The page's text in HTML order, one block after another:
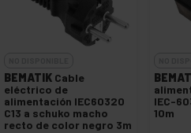
BEMATIK Cable
eléctrico de
alimentación IEC60320
C13 a schuko macho
recto de color negro 3m
IEC-
10m